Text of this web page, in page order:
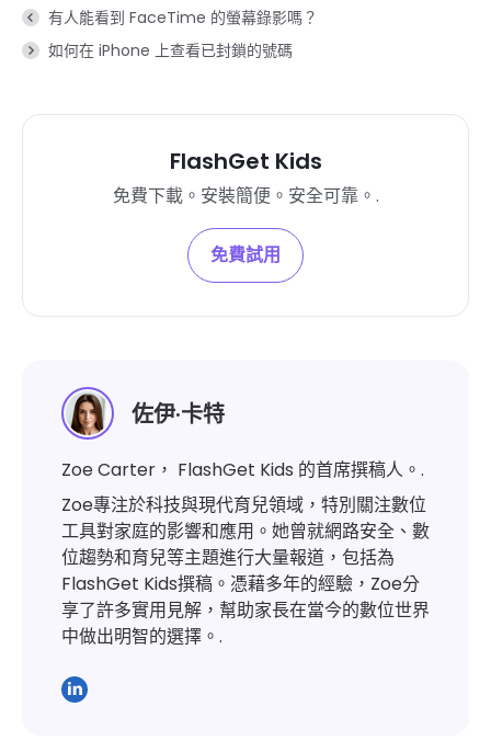
有人能看到 FaceTime 的螢幕錄影嗎？
如何在 iPhone 上查看已封鎖的號碼
FlashGet Kids
免費下載。安裝簡便。安全可靠。.
免費試用
佐伊·卡特
Zoe Carter， FlashGet Kids 的首席撰稿人。.
Zoe專注於科技與現代育兒領域，特別關注數位
工具對家庭的影響和應用。她曾就網路安全、數
位趨勢和育兒等主題進行大量報道，包括為
FlashGet Kids撰稿。憑藉多年的經驗，Zoe分
享了許多實用見解，幫助家長在當今的數位世界
中做出明智的選擇。.